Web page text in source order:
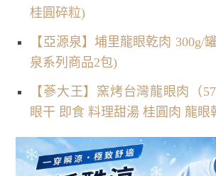
桂圓碎粒)
【亞源泉】埔里龍眼乾肉 300g/
泉系列商品2包)
【蔘大王】窯烤台灣龍眼肉（
眼干 即食 料理甜湯 桂圓肉 龍眼